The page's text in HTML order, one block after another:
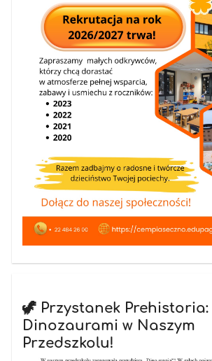
🦖 Przystanek Prehistoria:
Dinozaurami w Naszym
Przedszkolu!